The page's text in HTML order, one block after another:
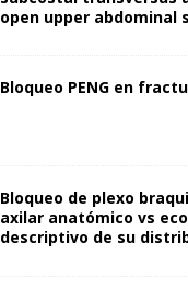
open upper abdominal
Bloqueo PENG en
Bloqueo de plexo
axilar anatómico vs
descriptivo de su